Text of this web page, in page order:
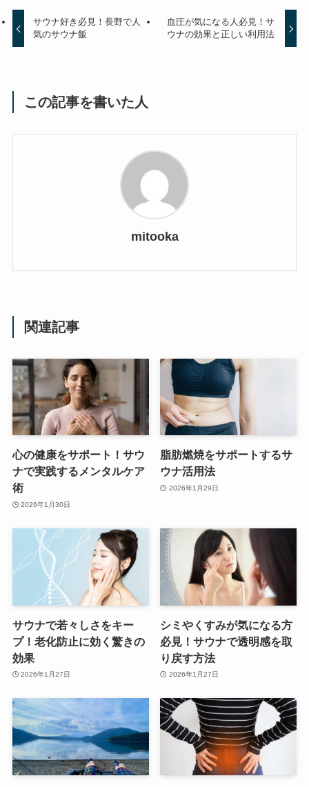
サウナ好き必見！長野で人
気のサウナ飯
血圧が気になる人必見！サ
ウナの効果と正しい利用法
この記事を書いた人
mitooka
関連記事
心の健康をサポート！サウ
ナで実践するメンタルケア
術
2026年1月30日
脂肪燃焼をサポートするサ
ウナ活用法
2026年1月29日
サウナで若々しさをキー
プ！老化防止に効く驚きの
効果
2026年1月27日
シミやくすみが気になる方
必見！サウナで透明感を取
り戻す方法
2026年1月27日